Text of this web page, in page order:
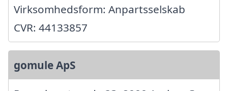
Virksomhedsform: Anpartsselskab
CVR: 44133857
gomule ApS